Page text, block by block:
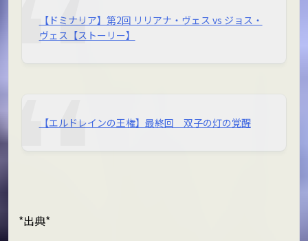
【ドミナリア】第2回 リリアナ・ヴェス vs ジョス・
ヴェス【ストーリー】
【エルドレインの王権】最終回 双子の灯の覚醒
*出典*